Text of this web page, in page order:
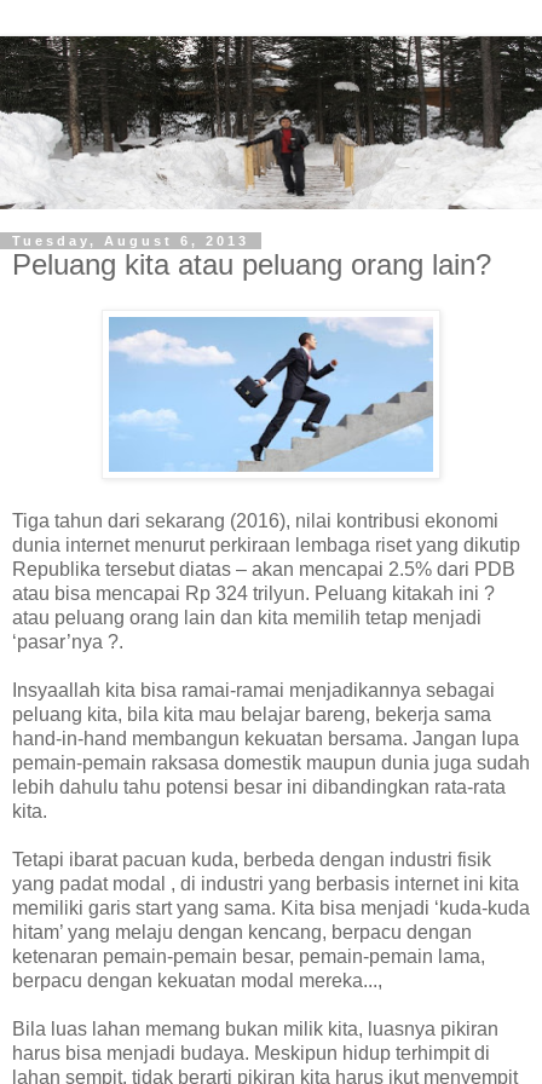
Tuesday, August 6, 2013
Peluang kita atau peluang orang lain?
Tiga tahun dari sekarang (2016), nilai kontribusi ekonomi
dunia internet menurut perkiraan lembaga riset yang dikutip
Republika tersebut diatas – akan mencapai 2.5% dari PDB
atau bisa mencapai Rp 324 trilyun. Peluang kitakah ini ?
atau peluang orang lain dan kita memilih tetap menjadi
‘pasar’nya ?.
Insyaallah kita bisa ramai-ramai menjadikannya sebagai
peluang kita, bila kita mau belajar bareng, bekerja sama
hand-in-hand membangun kekuatan bersama. Jangan lupa
pemain-pemain raksasa domestik maupun dunia juga sudah
lebih dahulu tahu potensi besar ini dibandingkan rata-rata
kita.
Tetapi ibarat pacuan kuda, berbeda dengan industri fisik
yang padat modal , di industri yang berbasis internet ini kita
memiliki garis start yang sama. Kita bisa menjadi ‘kuda-kuda
hitam’ yang melaju dengan kencang, berpacu dengan
ketenaran pemain-pemain besar, pemain-pemain lama,
berpacu dengan kekuatan modal mereka...,
Bila luas lahan memang bukan milik kita, luasnya pikiran
harus bisa menjadi budaya. Meskipun hidup terhimpit di
lahan sempit, tidak berarti pikiran kita harus ikut menyempit